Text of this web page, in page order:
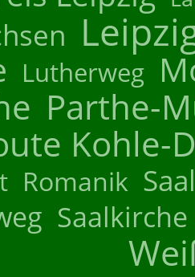
Lutherweg
Parthe-
Kohle-
Romanik
Saalkirche